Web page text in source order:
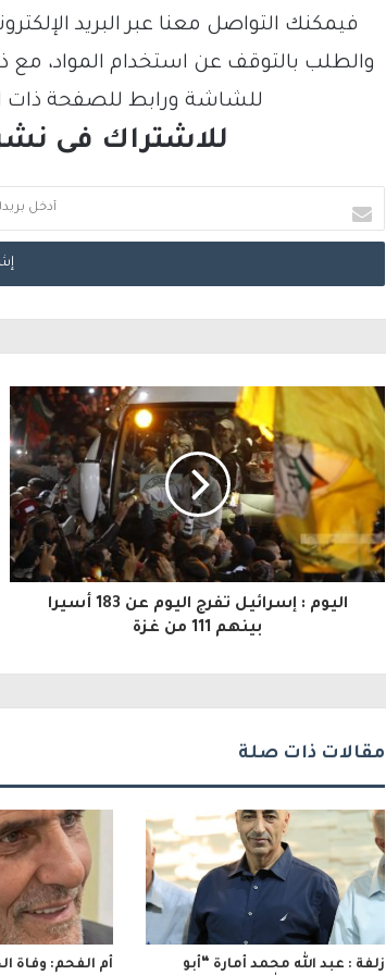
والطلب بالتوقف عن استخدام المواد،
للشاشة ورابط للصفحة ذات
للاشتراك فى
د
خ
ل
ب
ر
ي
د
ك
ا
ل
و
ن
ي
اليوم : إسرائيل تفرج اليوم عن 183 أسيرا
بينهم 111 من غزة
مقالات ذات صلة
زلفة : عبد الله محمد أمارة “أبو
أم الفحم: وفاة